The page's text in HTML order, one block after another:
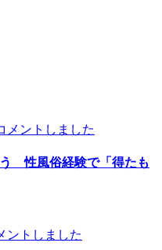
メントしました
う 性風俗経験で「得たも
ントしました